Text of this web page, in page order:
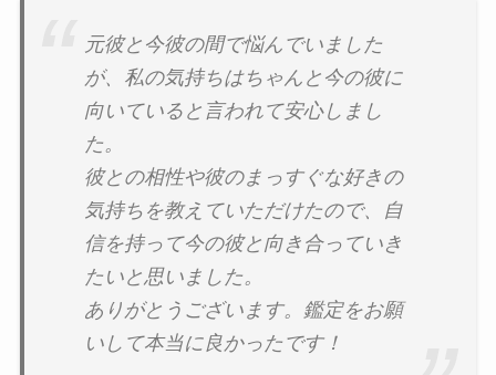
元彼と今彼の間で悩んでいました
が、私の気持ちはちゃんと今の彼に
向いていると言われて安心しまし
た。
彼との相性や彼のまっすぐな好きの
気持ちを教えていただけたので、自
信を持って今の彼と向き合っていき
たいと思いました。
ありがとうございます。鑑定をお願
いして本当に良かったです！